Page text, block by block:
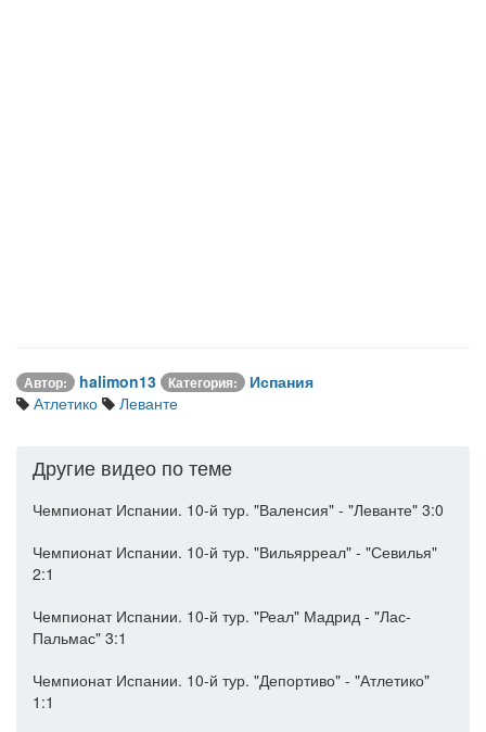
Автор: halimon13 Категория:
Испания
Атлетико
Леванте
Другие видео по теме
Чемпионат Испании. 10-й тур. "Валенсия" - "Леванте" 3:0
Чемпионат Испании. 10-й тур. "Вильярреал" - "Севилья"
2:1
Чемпионат Испании. 10-й тур. "Реал" Мадрид - "Лас-
Пальмас" 3:1
Чемпионат Испании. 10-й тур. "Депортиво" - "Атлетико"
1:1